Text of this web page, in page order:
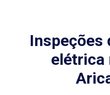
Inspeções
elétrica